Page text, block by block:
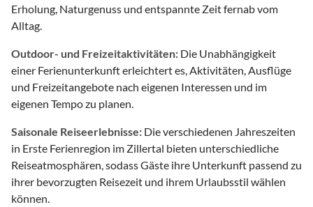
Erholung, Naturgenuss und entspannte Zeit fernab vom
Alltag.
Outdoor- und Freizeitaktivitäten: Die Unabhängigkeit
einer Ferienunterkunft erleichtert es, Aktivitäten, Ausflüge
und Freizeitangebote nach eigenen Interessen und im
eigenen Tempo zu planen.
Saisonale Reiseerlebnisse: Die verschiedenen Jahreszeiten
in Erste Ferienregion im Zillertal bieten unterschiedliche
Reiseatmosphären, sodass Gäste ihre Unterkunft passend zu
ihrer bevorzugten Reisezeit und ihrem Urlaubsstil wählen
können.